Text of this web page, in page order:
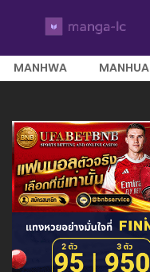
MANHWA MANHUA